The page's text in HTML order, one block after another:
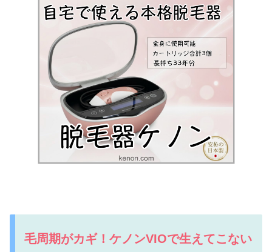
毛周期がカギ！ケノンVIOで生えてこない